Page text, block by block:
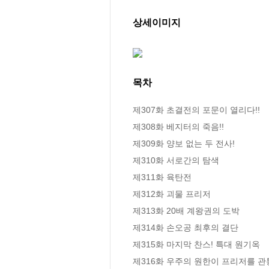
상세이미지
목차
제307화 초결전의 포문이 열리다!!
제308화 베지터의 죽음!!
제309화 양보 없는 두 전사!
제310화 서로간의 탐색
제311화 육탄전
제312화 괴물 프리저
제313화 20배 계왕권의 도박
제314화 손오공 최후의 결단
제315화 마지막 찬스! 특대 원기옥
제316화 우주의 원한이 프리저를 관